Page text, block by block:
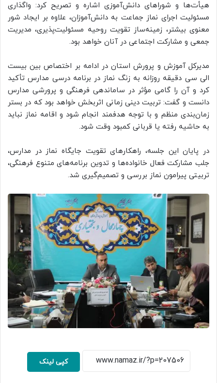
هیأت‌ها و شوراهای دانش‌آموزی اشاره و تصریح کرد: واگذاری
مسئولیت اجرای نماز جماعت به دانش‌آموزان، علاوه بر ایجاد شور
معنوی بیشتر، زمینه‌ساز تقویت روحیه مسئولیت‌پذیری، مدیریت
جمعی و مشارکت اجتماعی در آنان خواهد بود.
مدیرکل آموزش و پرورش استان در ادامه بر اختصاص بین بیست
الی سی دقیقه روزانه به زنگ نماز در برنامه درسی مدارس تأکید
کرد و آن را گامی مؤثر در ساماندهی فرهنگی و پرورشی مدارس
دانست و گفت: تربیت دینی زمانی اثربخش خواهد بود که در بستر
زمان‌بندی منظم و با توجه هدفمند انجام شود و اقامه نماز نباید
به حاشیه رفته یا قربانی کمبود وقت شود.
در پایان این جلسه، راهکارهای تقویت جایگاه نماز در مدارس،
جلب مشارکت فعال خانواده‌ها و تدوین برنامه‌های متنوع فرهنگی،
تربیتی پیرامون نماز بررسی و تصمیم‌گیری شد.
کپی لینک